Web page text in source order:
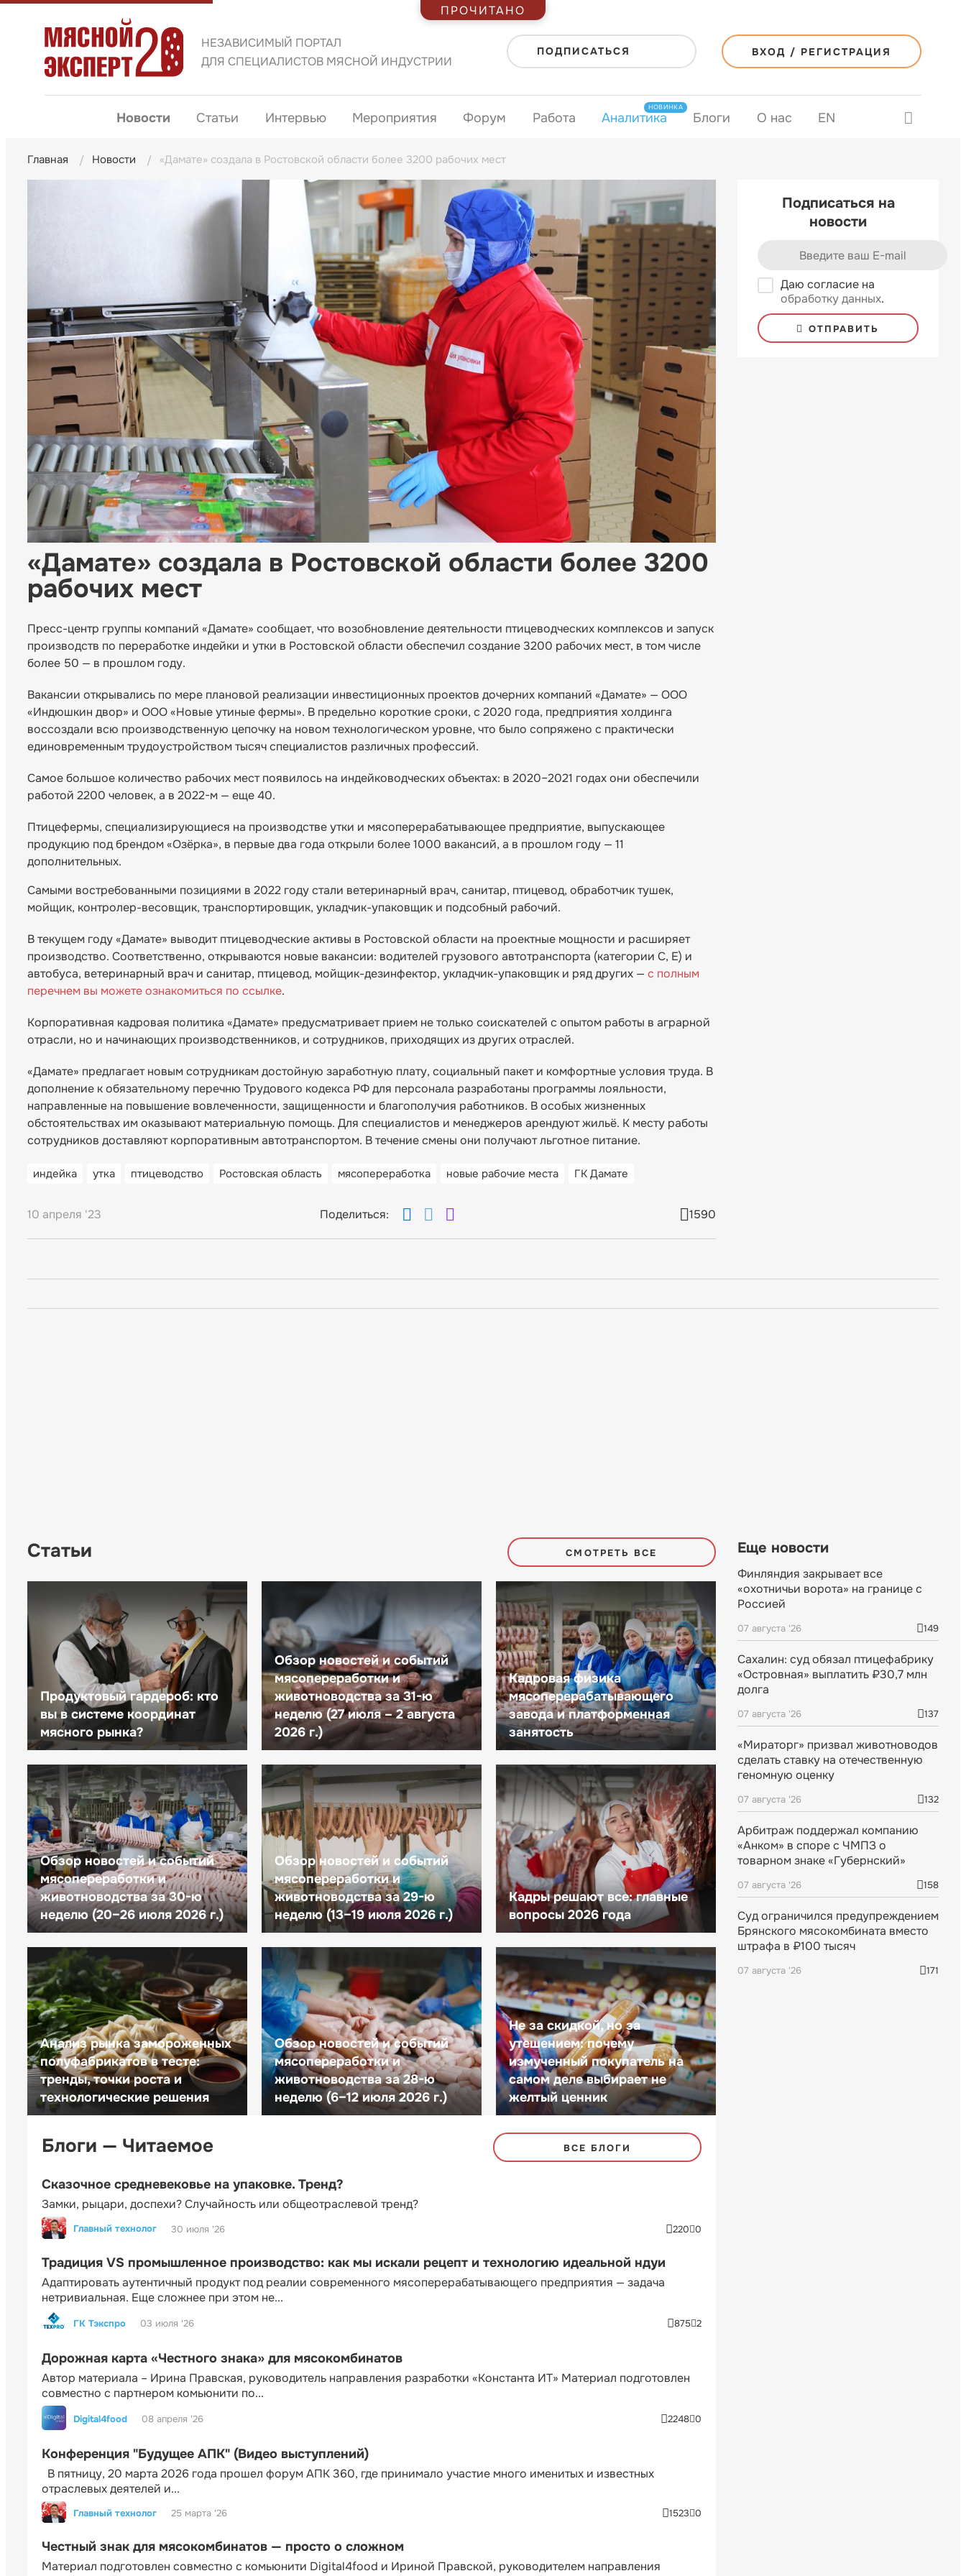
НЕЗАВИСИМЫЙ ПОРТАЛ
ДЛЯ СПЕЦИАЛИСТОВ МЯСНОЙ ИНДУСТРИИ
ПОДПИСАТЬСЯ ВХОД / РЕГИСТРАЦИЯ
Новости Статьи Интервью Мероприятия Форум Работа Аналитика
НОВИНКА
Блоги О нас EN
Главная Новости «Дамате» создала в Ростовской области более 3200 рабочих мест
«Дамате» создала в Ростовской области более 3200
рабочих мест
Пресс-центр группы компаний «Дамате» сообщает, что возобновление деятельности птицеводческих комплексов и запуск
производств по переработке индейки и утки в Ростовской области обеспечил создание 3200 рабочих мест, в том числе
более 50 — в прошлом году.
Вакансии открывались по мере плановой реализации инвестиционных проектов дочерних компаний «Дамате» — ООО
«Индюшкин двор» и ООО «Новые утиные фермы». В предельно короткие сроки, с 2020 года, предприятия холдинга
воссоздали всю производственную цепочку на новом технологическом уровне, что было сопряжено с практически
единовременным трудоустройством тысяч специалистов различных профессий.
Самое большое количество рабочих мест появилось на индейководческих объектах: в 2020–2021 годах они обеспечили
работой 2200 человек, а в 2022-м — еще 40.
Птицефермы, специализирующиеся на производстве утки и мясоперерабатывающее предприятие, выпускающее
продукцию под брендом «Озёрка», в первые два года открыли более 1000 вакансий, а в прошлом году — 11
дополнительных.
Самыми востребованными позициями в 2022 году стали ветеринарный врач, санитар, птицевод, обработчик тушек,
мойщик, контролер-весовщик, транспортировщик, укладчик-упаковщик и подсобный рабочий.
В текущем году «Дамате» выводит птицеводческие активы в Ростовской области на проектные мощности и расширяет
производство. Соответственно, открываются новые вакансии: водителей грузового автотранспорта (категории С, E) и
автобуса, ветеринарный врач и санитар, птицевод, мойщик-дезинфектор, укладчик-упаковщик и ряд других — с полным
перечнем вы можете ознакомиться по ссылке.
Корпоративная кадровая политика «Дамате» предусматривает прием не только соискателей с опытом работы в аграрной
отрасли, но и начинающих производственников, и сотрудников, приходящих из других отраслей.
«Дамате» предлагает новым сотрудникам достойную заработную плату, социальный пакет и комфортные условия труда. В
дополнение к обязательному перечню Трудового кодекса РФ для персонала разработаны программы лояльности,
направленные на повышение вовлеченности, защищенности и благополучия работников. В особых жизненных
обстоятельствах им оказывают материальную помощь. Для специалистов и менеджеров арендуют жильё. К месту работы
сотрудников доставляют корпоративным автотранспортом. В течение смены они получают льготное питание.
индейка утка птицеводство Ростовская область мясопереработка новые рабочие места ГК Дамате
10 апреля '23 Поделиться: 1590
Подписаться на
новости
Даю согласие на
обработку данных.
ОТПРАВИТЬ
Статьи СМОТРЕТЬ ВСЕ
Продуктовый гардероб: кто
вы в системе координат
мясного рынка?
Обзор новостей и событий
мясопереработки и
животноводства за 31-ю
неделю (27 июля – 2 августа
2026 г.)
Кадровая физика
мясоперерабатывающего
завода и платформенная
занятость
Обзор новостей и событий
мясопереработки и
животноводства за 30-ю
неделю (20–26 июля 2026 г.)
Обзор новостей и событий
мясопереработки и
животноводства за 29-ю
неделю (13–19 июля 2026 г.)
Кадры решают все: главные
вопросы 2026 года
Анализ рынка замороженных
полуфабрикатов в тесте:
тренды, точки роста и
технологические решения
Обзор новостей и событий
мясопереработки и
животноводства за 28-ю
неделю (6–12 июля 2026 г.)
Не за скидкой, но за
утешением: почему
измученный покупатель на
самом деле выбирает не
желтый ценник
Блоги — Читаемое ВСЕ БЛОГИ
Сказочное средневековье на упаковке. Тренд?
Замки, рыцари, доспехи? Случайность или общеотраслевой тренд?
Главный технолог 30 июля '26 220 0
Традиция VS промышленное производство: как мы искали рецепт и технологию идеальной ндуи
Адаптировать аутентичный продукт под реалии современного мясоперерабатывающего предприятия — задача
нетривиальная. Еще сложнее при этом не...
ГК Тэкспро 03 июля '26 875 2
Дорожная карта «Честного знака» для мясокомбинатов
Автор материала – Ирина Правская, руководитель направления разработки «Константа ИТ» Материал подготовлен
совместно с партнером комьюнити по...
Digital4food 08 апреля '26 2248 0
Конференция "Будущее АПК" (Видео выступлений)
В пятницу, 20 марта 2026 года прошел форум АПК 360, где принимало участие много именитых и известных
отраслевых деятелей и...
Главный технолог 25 марта '26 1523 0
Честный знак для мясокомбинатов — просто о сложном
Материал подготовлен совместно с комьюнити Digital4food и Ириной Правской, руководителем направления
Еще новости
Финляндия закрывает все
«охотничьи ворота» на границе с
Россией
07 августа '26 149
Сахалин: суд обязал птицефабрику
«Островная» выплатить ₽30,7 млн
долга
07 августа '26 137
«Мираторг» призвал животноводов
сделать ставку на отечественную
геномную оценку
07 августа '26 132
Арбитраж поддержал компанию
«Анком» в споре с ЧМПЗ о
товарном знаке «Губернский»
07 августа '26 158
Суд ограничился предупреждением
Брянского мясокомбината вместо
штрафа в ₽100 тысяч
07 августа '26 171
ПРОЧИТАНО